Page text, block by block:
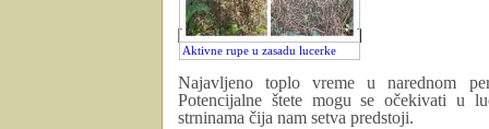
Aktivne rupe u zasadu lucerke
Najavljeno toplo vreme u narednom
Potencijalne štete mogu se očekivati u
strninama čija nam setva predstoji.